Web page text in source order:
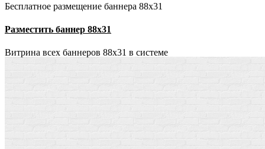
Бесплатное размещение баннера 88х31
Разместить баннер 88х31
Витрина всех баннеров 88x31 в системе